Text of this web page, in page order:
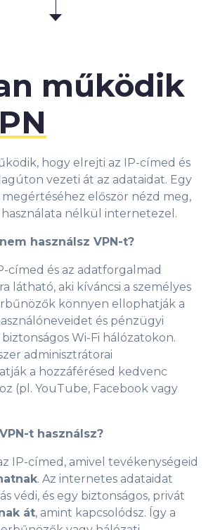
működik
hogy elrejti az IP-címed és
vezeti át az adataidat. Egy
először nézd meg,
nélkül internetezel.
használsz VPN-t?
címed és az adatforgalmad
látható, aki kíváncsi a személyes
könnyen ellophatják a
és pénzügyi
Wi-Fi hálózatokon.
adminisztrátorai
a hozzáférésed kedvenc
(pl. YouTube, Facebook vagy
t használsz?
IP-címed, amivel tevékenységeid
. Az internetes adataidat
védi, és egy biztonságos, privát
át, amint kapcsolódsz. Így a